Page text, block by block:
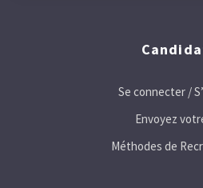
Se connecter /
Envoyez
Méthodes de